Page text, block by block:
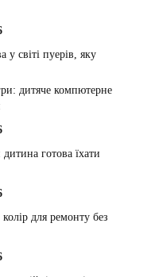
світі пуерів, яку
дитяче компютерне
готова їхати
для ремонту без